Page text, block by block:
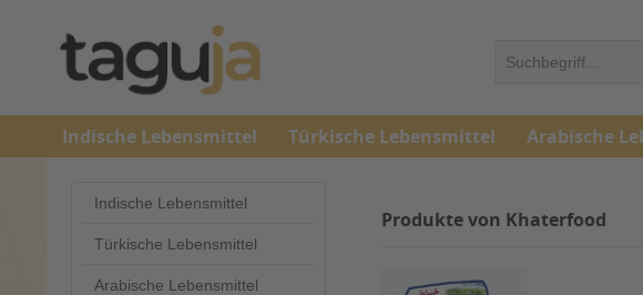
Indische Lebensmittel Türkische Lebensmittel Arabische
Indische Lebensmittel
Türkische Lebensmittel
Arabische Lebensmittel
Produkte von Khaterfood